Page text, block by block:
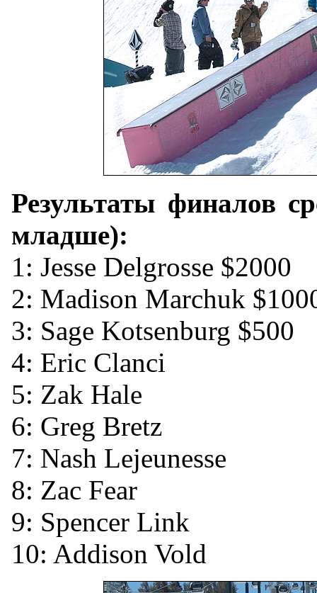
Результаты финалов
младше):
1: Jesse Delgrosse $2000
2: Madison Marchuk
3: Sage Kotsenburg $500
4: Eric Clanci
5: Zak Hale
6: Greg Bretz
7: Nash Lejeunesse
8: Zac Fear
9: Spencer Link
10: Addison Vold